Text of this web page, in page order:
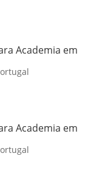
Academia em
Academia em